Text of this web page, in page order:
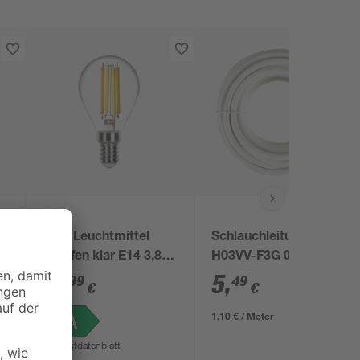
LED-Leuchtmittel
Tropfen klar E14 3,8 W
806 lm warmweiß
11 99 €
Produktdatenblatt
Schlauchleitung
H03VV-F3G 0,75
5,49 €
1,10 € / Meter